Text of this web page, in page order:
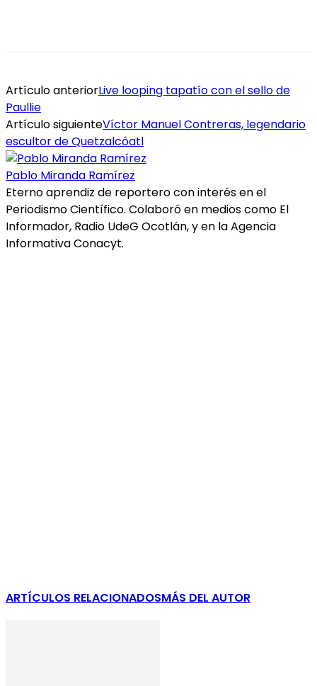
Artículo anteriorLive looping tapatío con el sello de
Paullie
Artículo siguienteVíctor Manuel Contreras, legendario
escultor de Quetzalcóatl
Pablo Miranda Ramírez
Eterno aprendiz de reportero con interés en el
Periodismo Científico. Colaboró en medios como El
Informador, Radio UdeG Ocotlán, y en la Agencia
Informativa Conacyt.
ARTÍCULOS RELACIONADOSMÁS DEL AUTOR